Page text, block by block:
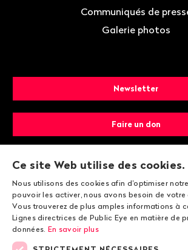
Communiqués de
Galerie photos
Newsletter
Faire un don
Devenir membre
Ce site Web utilise des cookies.
Nous utilisons des cookies afin d'optimiser
pouvoir les activer, nous avons besoin de
Vous trouverez de plus amples informations à
Lignes directrices de Public Eye en matière de
données. En savoir plus